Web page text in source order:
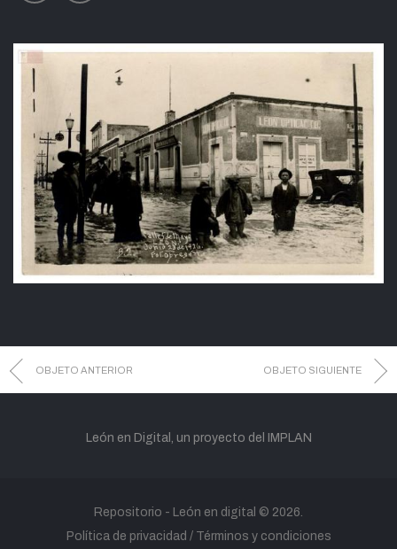
OBJETO ANTERIOR OBJETO SIGUIENTE
León en Digital, un proyecto del IMPLAN
Repositorio - León en digital © 2026.
Política de privacidad
Términos y condiciones